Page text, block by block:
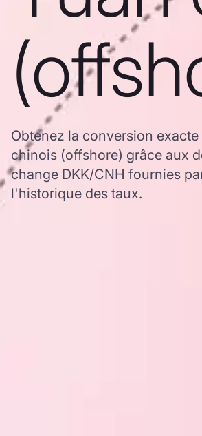
Obtenez la conversion
chinois (offshore) grâce aux
change DKK/CNH fournies
l'historique des taux.